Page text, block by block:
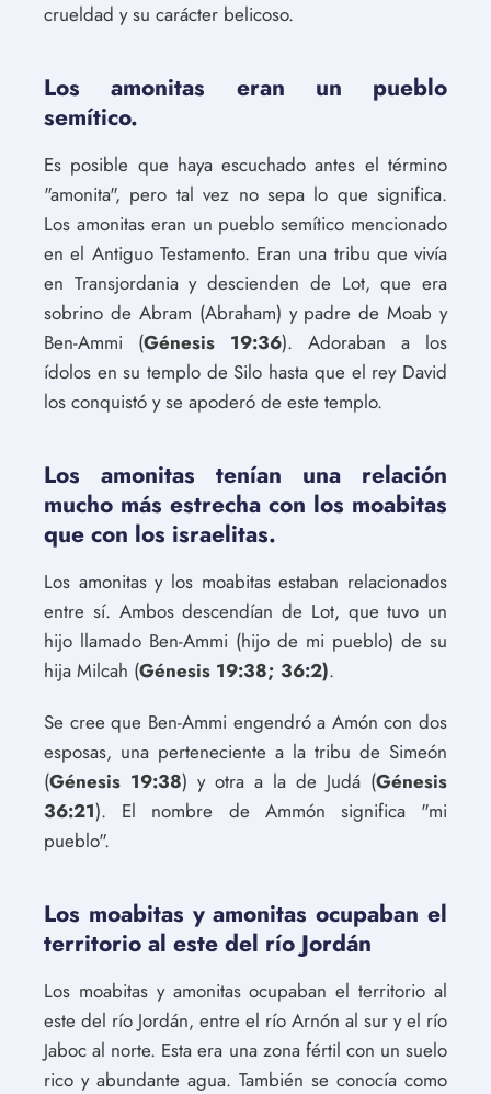
crueldad y su carácter belicoso.
Los amonitas eran un pueblo
semítico.
Es posible que haya escuchado antes el término
"amonita", pero tal vez no sepa lo que significa.
Los amonitas eran un pueblo semítico mencionado
en el Antiguo Testamento. Eran una tribu que vivía
en Transjordania y descienden de Lot, que era
sobrino de Abram (Abraham) y padre de Moab y
Ben-Ammi (Génesis 19:36). Adoraban a los
ídolos en su templo de Silo hasta que el rey David
los conquistó y se apoderó de este templo.
Los amonitas tenían una relación
mucho más estrecha con los moabitas
que con los israelitas.
Los amonitas y los moabitas estaban relacionados
entre sí. Ambos descendían de Lot, que tuvo un
hijo llamado Ben-Ammi (hijo de mi pueblo) de su
hija Milcah (Génesis 19:38; 36:2).
Se cree que Ben-Ammi engendró a Amón con dos
esposas, una perteneciente a la tribu de Simeón
(Génesis 19:38) y otra a la de Judá (Génesis
36:21). El nombre de Ammón significa "mi
pueblo".
Los moabitas y amonitas ocupaban el
territorio al este del río Jordán
Los moabitas y amonitas ocupaban el territorio al
este del río Jordán, entre el río Arnón al sur y el río
Jaboc al norte. Esta era una zona fértil con un suelo
rico y abundante agua. También se conocía como